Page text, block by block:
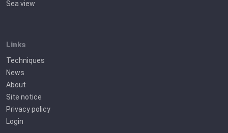
Sea view
Links
Techniques
News
About
Site notice
Privacy policy
Login